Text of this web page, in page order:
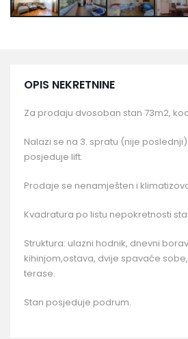
OPIS NEKRETNINE
Za prodaju dvosoban stan 73m2,
Nalazi se na 3. spratu (nije
posjeduje lift.
Prodaje se nenamješten i
Kvadratura po listu nepokretnosti
Struktura: ulazni hodnik, dnevni
kihinjom,ostava, dvije spavaće
terase.
Stan posjeduje podrum.